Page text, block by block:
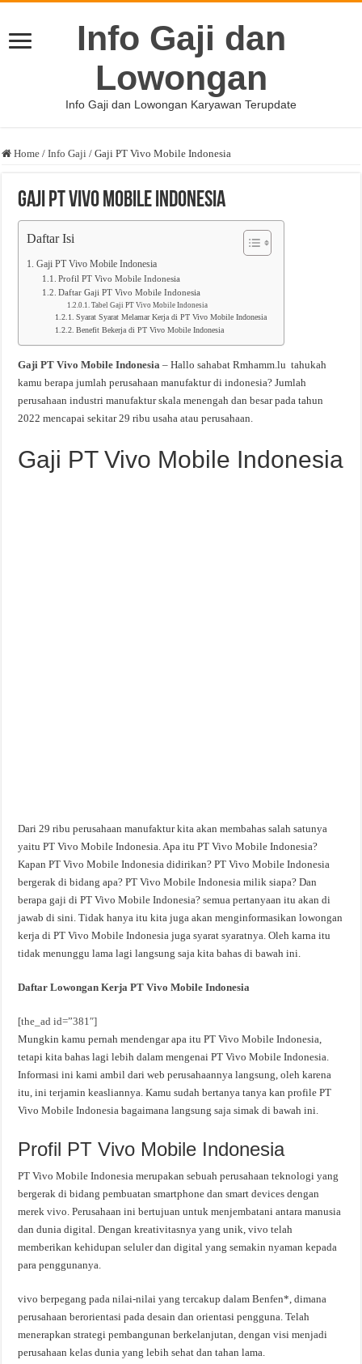
Info Gaji dan
Lowongan
Info Gaji dan Lowongan Karyawan Terupdate
Home / Info Gaji / Gaji PT Vivo Mobile Indonesia
Gaji PT Vivo Mobile Indonesia
Daftar Isi
Gaji PT Vivo Mobile Indonesia
Profil PT Vivo Mobile Indonesia
Daftar Gaji PT Vivo Mobile Indonesia
Tabel Gaji PT Vivo Mobile Indonesia
Syarat Syarat Melamar Kerja di PT Vivo Mobile Indonesia
Benefit Bekerja di PT Vivo Mobile Indonesia
Gaji PT Vivo Mobile Indonesia – Hallo sahabat Rmhamm.lu tahukah
kamu berapa jumlah perusahaan manufaktur di indonesia? Jumlah
perusahaan industri manufaktur skala menengah dan besar pada tahun
2022 mencapai sekitar 29 ribu usaha atau perusahaan.
Gaji PT Vivo Mobile Indonesia
Dari 29 ribu perusahaan manufaktur kita akan membahas salah satunya
yaitu PT Vivo Mobile Indonesia. Apa itu PT Vivo Mobile Indonesia?
Kapan PT Vivo Mobile Indonesia didirikan? PT Vivo Mobile Indonesia
bergerak di bidang apa? PT Vivo Mobile Indonesia milik siapa? Dan
berapa gaji di PT Vivo Mobile Indonesia? semua pertanyaan itu akan di
jawab di sini. Tidak hanya itu kita juga akan menginformasikan lowongan
kerja di PT Vivo Mobile Indonesia juga syarat syaratnya. Oleh karna itu
tidak menunggu lama lagi langsung saja kita bahas di bawah ini.
Daftar Lowongan Kerja PT Vivo Mobile Indonesia
[the_ad id=”381″]
Mungkin kamu pernah mendengar apa itu PT Vivo Mobile Indonesia,
tetapi kita bahas lagi lebih dalam mengenai PT Vivo Mobile Indonesia.
Informasi ini kami ambil dari web perusahaannya langsung, oleh karena
itu, ini terjamin keasliannya. Kamu sudah bertanya tanya kan profile PT
Vivo Mobile Indonesia bagaimana langsung saja simak di bawah ini.
Profil PT Vivo Mobile Indonesia
PT Vivo Mobile Indonesia merupakan sebuah perusahaan teknologi yang
bergerak di bidang pembuatan smartphone dan smart devices dengan
merek vivo. Perusahaan ini bertujuan untuk menjembatani antara manusia
dan dunia digital. Dengan kreativitasnya yang unik, vivo telah
memberikan kehidupan seluler dan digital yang semakin nyaman kepada
para penggunanya.
vivo berpegang pada nilai-nilai yang tercakup dalam Benfen*, dimana
perusahaan berorientasi pada desain dan orientasi pengguna. Telah
menerapkan strategi pembangunan berkelanjutan, dengan visi menjadi
perusahaan kelas dunia yang lebih sehat dan tahan lama.